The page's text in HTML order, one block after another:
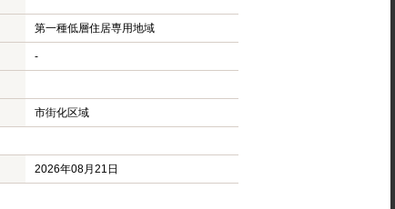
第一種低層住居専用地域
-
市街化区域
2026年08月21日